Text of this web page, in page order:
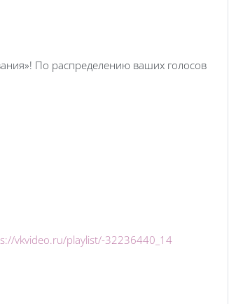
По распределению ваших голосов
vkvideo.ru/playlist/-32236440_14